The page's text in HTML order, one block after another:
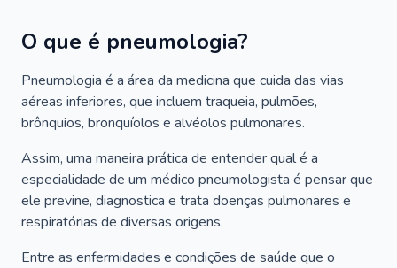
O que é pneumologia?
Pneumologia é a área da medicina que cuida das vias
aéreas inferiores, que incluem traqueia, pulmões,
brônquios, bronquíolos e alvéolos pulmonares.
Assim, uma maneira prática de entender qual é a
especialidade de um médico pneumologista é pensar que
ele previne, diagnostica e trata doenças pulmonares e
respiratórias de diversas origens.
Entre as enfermidades e condições de saúde que o